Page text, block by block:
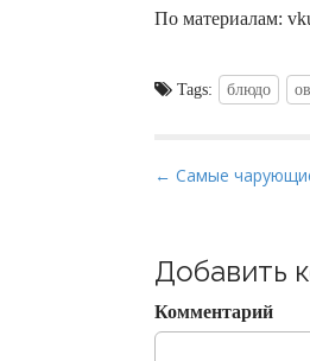
По материалам:
Tags: блюдо
P
t
n
a
← Самые
Добавить
Комментарий